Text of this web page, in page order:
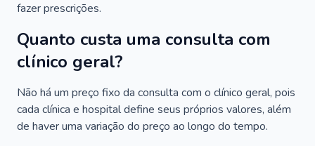
fazer prescrições.
Quanto custa uma consulta com
clínico geral?
Não há um preço fixo da consulta com o clínico geral, pois
cada clínica e hospital define seus próprios valores, além
de haver uma variação do preço ao longo do tempo.